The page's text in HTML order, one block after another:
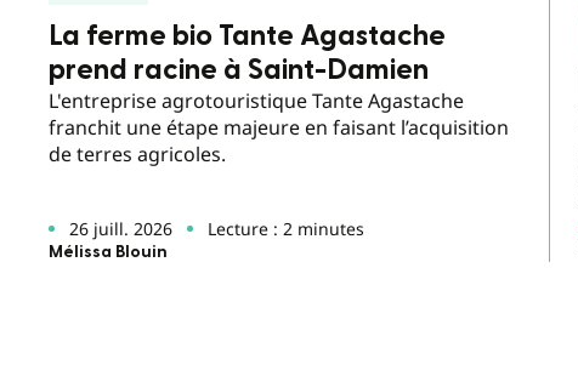
La ferme bio Tante Agastache
prend racine à Saint-Damien
L'entreprise agrotouristique Tante Agastache
franchit une étape majeure en faisant l’acquisition
de terres agricoles.
26 juill. 2026 Lecture : 2 minutes
Mélissa Blouin